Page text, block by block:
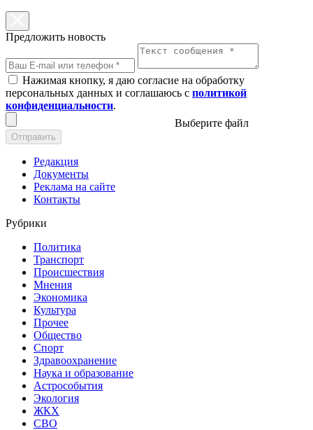
Предложить новость
Нажимая кнопку, я даю согласие на обработку
персональных данных и соглашаюсь с политикой
конфиденциальности.
Выберите файл
Отправить
Редакция
Документы
Реклама на сайте
Контакты
Рубрики
Политика
Транспорт
Происшествия
Мнения
Экономика
Культура
Прочее
Общество
Спорт
Здравоохранение
Наука и образование
Астрособытия
Экология
ЖКХ
СВО